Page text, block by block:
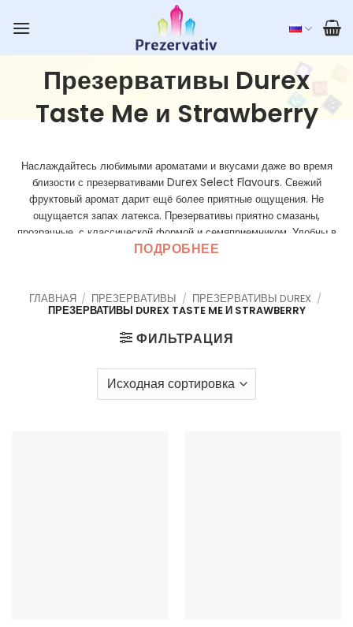
Презервативы Durex
Taste Me и Strawberry
Наслаждайтесь любимыми ароматами и вкусами даже во время
близости с презервативами Durex Select Flavours. Свежий
фруктовый аромат дарит ещё более приятные ощущения. Не
ощущается запах латекса. Презервативы приятно смазаны,
прозрачные, с классической формой и семяприемником. Удобны в
использовании – легко и быстро надеваются. Durex Taste Me –
ПОДРОБНЕЕ
ГЛАВНАЯ / ПРЕЗЕРВАТИВЫ / ПРЕЗЕРВАТИВЫ DUREX /
ПРЕЗЕРВАТИВЫ DUREX TASTE ME И STRAWBERRY
ФИЛЬТРАЦИЯ